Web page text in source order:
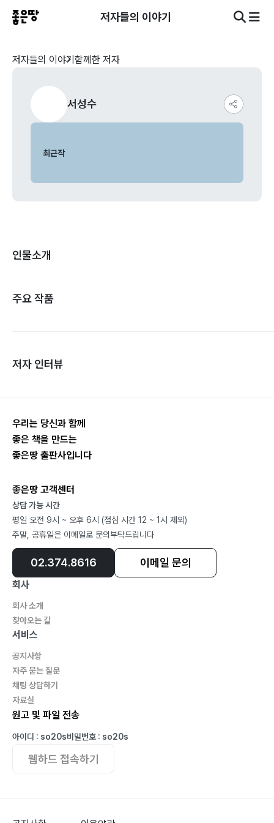
저자들의 이야기
저자들의 이야기 함께한 저자
서성수
최근작
인물소개
주요 작품
저자 인터뷰
우리는 당신과 함께
좋은 책을 만드는
좋은땅 출판사입니다
좋은땅 고객센터
상담 가능 시간
평일 오전 9시 ~ 오후 6시 (점심 시간 12 ~ 1시 제외)
주말, 공휴일은 이메일로 문의부탁드립니다
02.374.8616 이메일 문의
회사
회사 소개
찾아오는 길
서비스
공지사항
자주 묻는 질문
채팅 상담하기
자료실
원고 및 파일 전송
아이디 : so20s비밀번호 : so20s
웹하드 접속하기